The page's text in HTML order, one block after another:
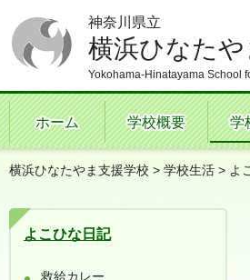
神奈川県立
横浜ひなた
Yokohama-Hinatayama School
ホーム 学校概要 学
横浜ひなたやま支援学校 > 学校生活 > よ
よこひな日記
救給カレー